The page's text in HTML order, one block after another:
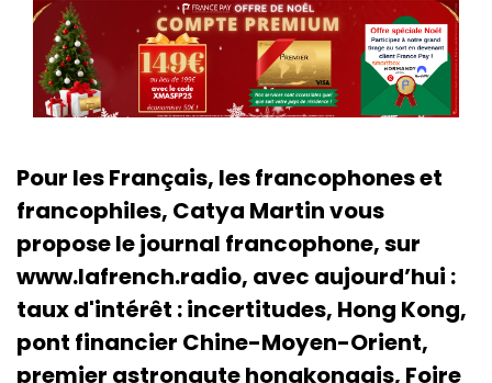
Pour les Français, les francophones et
francophiles, Catya Martin vous
propose le journal francophone, sur
www.lafrench.radio, avec aujourd’hui :
taux d'intérêt : incertitudes, Hong Kong,
pont financier Chine-Moyen-Orient,
premier astronaute hongkongais, Foire